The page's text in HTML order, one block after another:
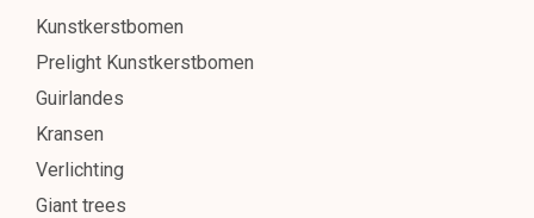
Kunstkerstbomen
Prelight Kunstkerstbomen
Guirlandes
Kransen
Verlichting
Giant trees